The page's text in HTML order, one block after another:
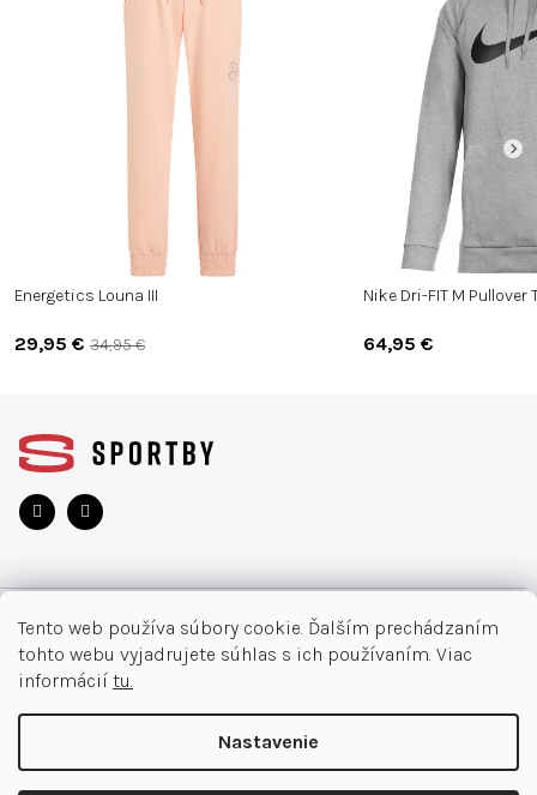
Tento web používa súbory cookie. Ďalším prechádzaním
tohto webu vyjadrujete súhlas s ich používaním. Viac
informácií tu.
Nastavenie
Energetics Louna III
29,95 € 34,95 €
Nike Dri-FIT M Pullover
64,95 €
e
O NÁKUPE
Moja objednávka
Najčastejšie otázky
Obchodné podmienky
INFORMÁCIE
Akcie